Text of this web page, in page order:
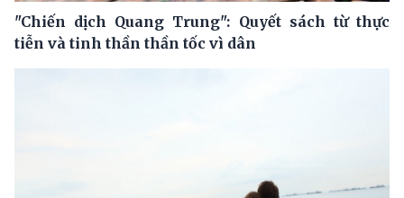
"Chiến dịch Quang Trung": Quyết sách từ thực
tiễn và tinh thần thần tốc vì dân